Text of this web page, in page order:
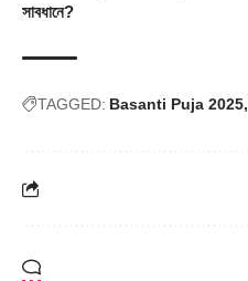
সাবধানে?
TAGGED: Basanti Puja 2025